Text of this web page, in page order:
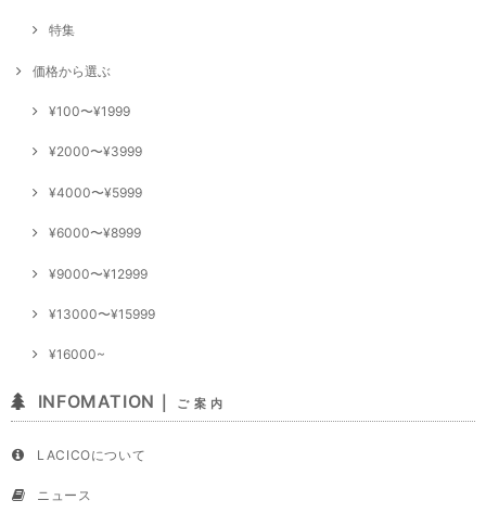
特集
価格から選ぶ
¥100〜¥1999
¥2000〜¥3999
¥4000〜¥5999
¥6000〜¥8999
¥9000〜¥12999
¥13000〜¥15999
¥16000~
INFOMATION｜ ご 案 内
LACICOについて
ニュース